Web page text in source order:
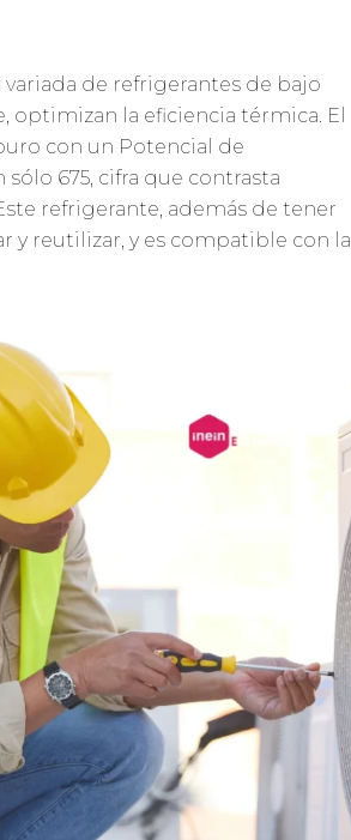
de refrigerantes de bajo
la eficiencia térmica. El
con un Potencial de
675, cifra que contrasta
refrigerante, además de tener
y reutilizar, y es compatible con la